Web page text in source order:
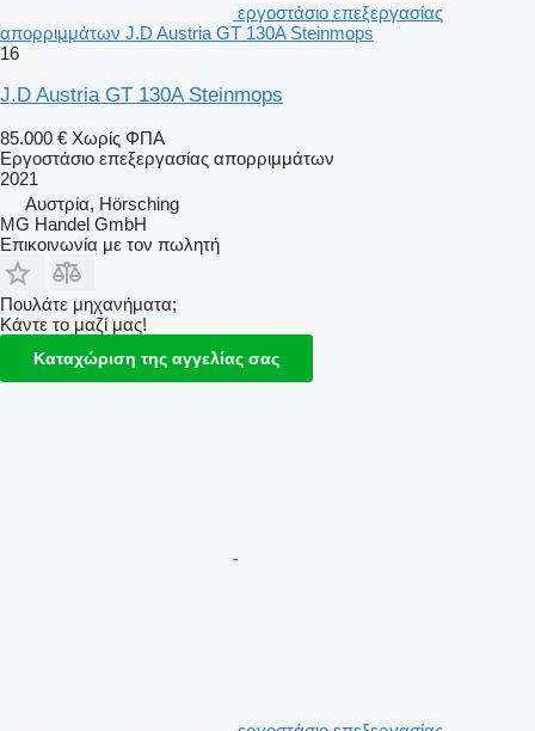
εργοστάσιο επεξεργασίας
απορριμμάτων J.D Austria GT 130A Steinmops
16
J.D Austria GT 130A Steinmops
85.000 € Χωρίς ΦΠΑ
Εργοστάσιο επεξεργασίας απορριμμάτων
2021
Αυστρία, Hörsching
MG Handel GmbH
Επικοινωνία με τον πωλητή
Πουλάτε μηχανήματα;
Κάντε το μαζί μας!
Καταχώριση της αγγελίας σας